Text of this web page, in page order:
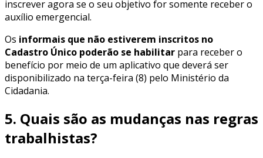
inscrever agora se o seu objetivo for somente receber o
auxílio emergencial.
Os informais que não estiverem inscritos no
Cadastro Único poderão se habilitar para receber o
benefício por meio de um aplicativo que deverá ser
disponibilizado na terça-feira (8) pelo Ministério da
Cidadania.
5. Quais são as mudanças nas regras
trabalhistas?